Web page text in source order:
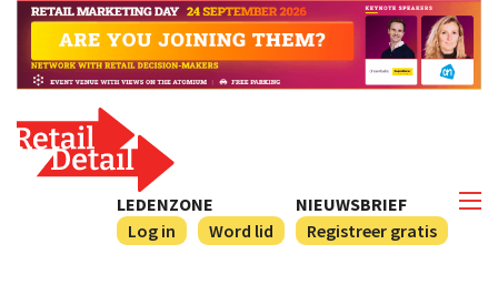
NIEUWSBRIEF
Registreer gratis
LEDENZONE
Log in
Word lid